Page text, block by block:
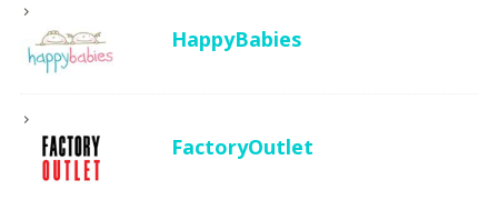
HappyBabies
FactoryOutlet